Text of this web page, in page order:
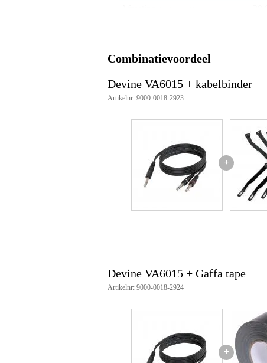
Afmeting(incl. verpakking)
connector 1: 6.3 mm stereojack
connector 2: 2x 6.3 mm monojack
lengte: 1.5 m
kleur: zwart
Combinatievoordeel
Devine VA6015 + kabelbinder
Artikelnr: 9000-0018-2923
+
Devine VA6015 + Gaffa tape
Artikelnr: 9000-0018-2924
+